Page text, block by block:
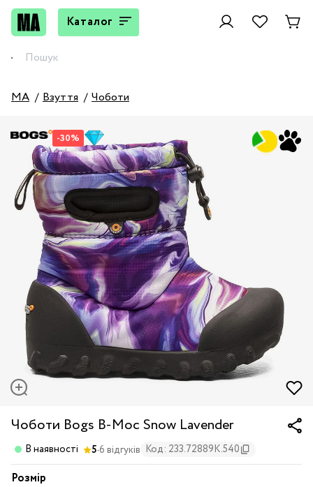
Каталог
MA Взуття Чоботи
-30%
Чоботи Bogs B-Moc Snow Lavender
В наявності 5·6 відгуків Код: 233.72889K.540
Розмір